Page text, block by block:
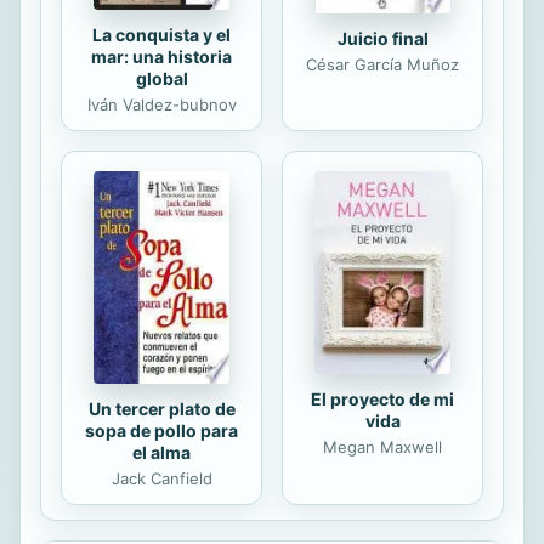
La conquista y el
mar: una historia
global
Iván Valdez-bubnov
Juicio final
César García Muñoz
Un tercer plato de
sopa de pollo para
el alma
Jack Canfield
El proyecto de mi
vida
Megan Maxwell